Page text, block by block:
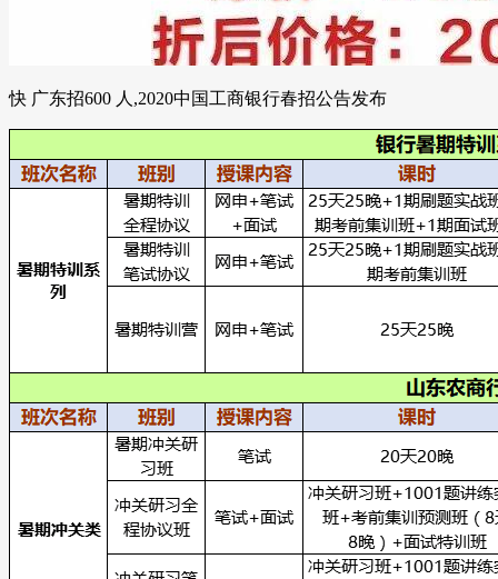
快 广东招600 人,2020中国工商银行春招公告发布